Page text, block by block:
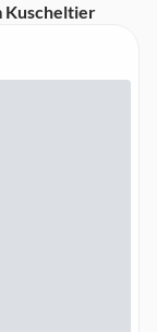
Kuscheltier